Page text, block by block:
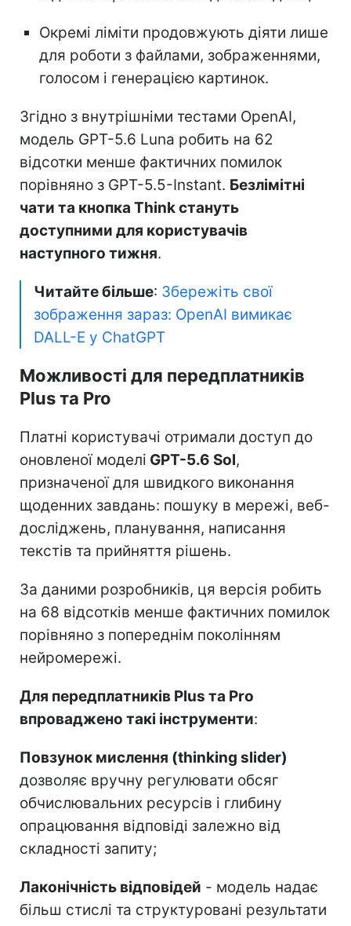
Окремі ліміти продовжують діяти лише
для роботи з файлами, зображеннями,
голосом і генерацією картинок.
Згідно з внутрішніми тестами OpenAI,
модель GPT-5.6 Luna робить на 62
відсотки менше фактичних помилок
порівняно з GPT-5.5-Instant. Безлімітні
чати та кнопка Think стануть
доступними для користувачів
наступного тижня.
Читайте більше: Збережіть свої
зображення зараз: OpenAI вимикає
DALL-E у ChatGPT
Можливості для передплатників
Plus та Pro
Платні користувачі отримали доступ до
оновленої моделі GPT-5.6 Sol,
призначеної для швидкого виконання
щоденних завдань: пошуку в мережі, веб-
досліджень, планування, написання
текстів та прийняття рішень.
За даними розробників, ця версія робить
на 68 відсотків менше фактичних помилок
порівняно з попереднім поколінням
нейромережі.
Для передплатників Plus та Pro
впроваджено такі інструменти:
Повзунок мислення (thinking slider)
дозволяє вручну регулювати обсяг
обчислювальних ресурсів і глибину
опрацювання відповіді залежно від
складності запиту;
Лаконічність відповідей - модель надає
більш стислі та структуровані результати